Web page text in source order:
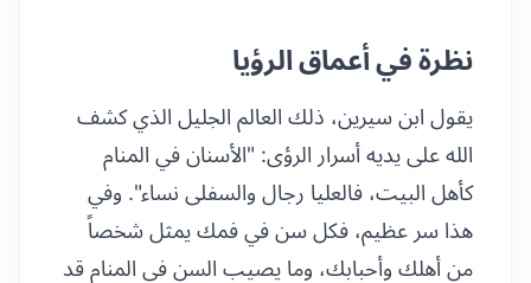
نظرة في أعماق الرؤيا
يقول ابن سيرين، ذلك العالم الجليل الذي كشف
الله على يديه أسرار الرؤى: "الأسنان في المنام
كأهل البيت، فالعليا رجال والسفلى نساء". وفي
هذا سر عظيم، فكل سن في فمك يمثل شخصاً
من أهلك وأحبابك، وما يصيب السن في المنام قد